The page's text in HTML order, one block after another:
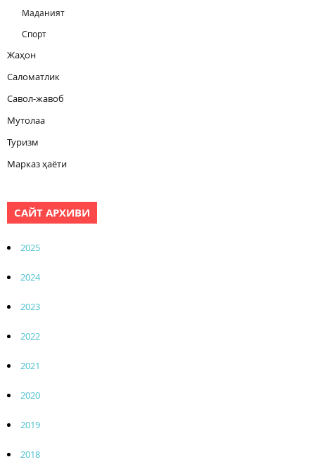
Маданият
Спорт
Жаҳон
Саломатлик
Савол-жавоб
Мутолаа
Туризм
Марказ ҳаёти
САЙТ АРХИВИ
2025
2024
2023
2022
2021
2020
2019
2018